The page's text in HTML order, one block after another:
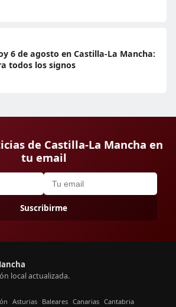
6 de agosto en Castilla-La Mancha:
todos los signos
de Castilla-La Mancha en
tu email
Suscribirme
local actualizada.
Asturias Baleares Canarias Cantabria